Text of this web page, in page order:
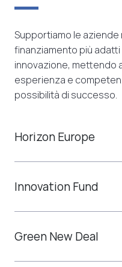
Supportiamo le aziende
finanziamento più
innovazione, mettendo
esperienza e
possibilità di successo.
Horizon Europe
Innovation Fund
Green New Deal